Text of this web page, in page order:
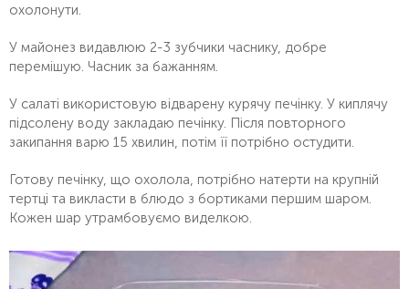
охолонути.
У майонез видавлюю 2-3 зубчики часнику, добре
перемішую. Часник за бажанням.
У салаті використовую відварену курячу печінку. У киплячу
підсолену воду закладаю печінку. Після повторного
закипання варю 15 хвилин, потім її потрібно остудити.
Готову печінку, що охолола, потрібно натерти на крупній
тертці та викласти в блюдо з бортиками першим шаром.
Кожен шар утрамбовуємо виделкою.